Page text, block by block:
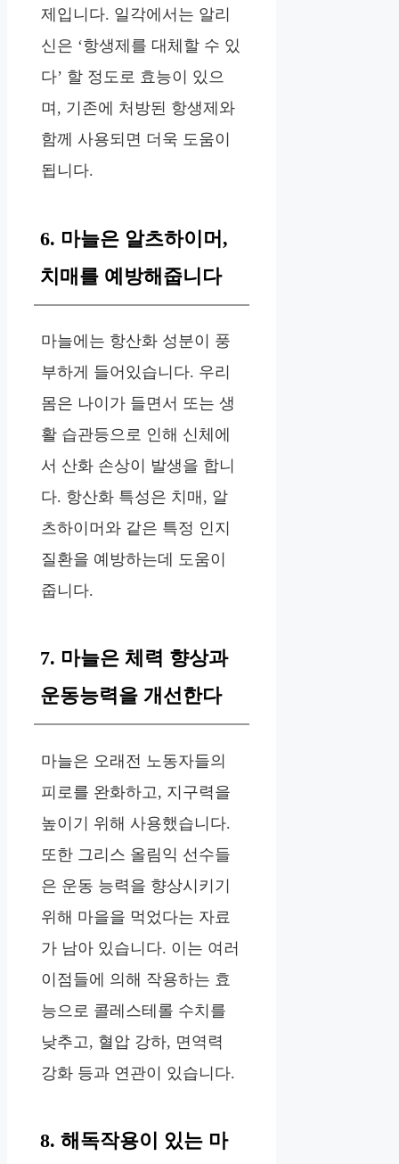
제입니다. 일각에서는 알리
신은 ‘항생제를 대체할 수 있
다’ 할 정도로 효능이 있으
며, 기존에 처방된 항생제와
함께 사용되면 더욱 도움이
됩니다.
6. 마늘은 알츠하이머,
치매를 예방해줍니다
마늘에는 항산화 성분이 풍
부하게 들어있습니다. 우리
몸은 나이가 들면서 또는 생
활 습관등으로 인해 신체에
서 산화 손상이 발생을 합니
다. 항산화 특성은 치매, 알
츠하이머와 같은 특정 인지
질환을 예방하는데 도움이
줍니다.
7. 마늘은 체력 향상과
운동능력을 개선한다
마늘은 오래전 노동자들의
피로를 완화하고, 지구력을
높이기 위해 사용했습니다.
또한 그리스 올림익 선수들
은 운동 능력을 향상시키기
위해 마을을 먹었다는 자료
가 남아 있습니다. 이는 여러
이점들에 의해 작용하는 효
능으로 콜레스테롤 수치를
낮추고, 혈압 강하, 면역력
강화 등과 연관이 있습니다.
8. 해독작용이 있는 마